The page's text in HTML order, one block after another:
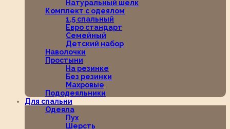
Натуральный шелк
Комплект с одеялом
1,5 спальный
Евро стандарт
Семейный
Детский набор
Наволочки
Простыни
На резинке
Без резинки
Махровые
Пододеяльники
Для спальни
Одеяла
Пух
Шерсть